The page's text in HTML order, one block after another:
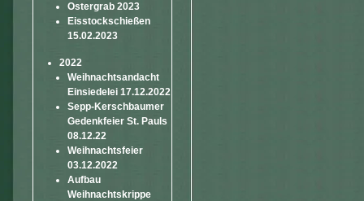
Ostergrab 2023
Eisstockschießen
15.02.2023
2022
Weihnachtsandacht
Einsiedelei 17.12.2022
Sepp-Kerschbaumer
Gedenkfeier St. Pauls
08.12.22
Weihnachtsfeier
03.12.2022
Aufbau
Weihnachtskrippe